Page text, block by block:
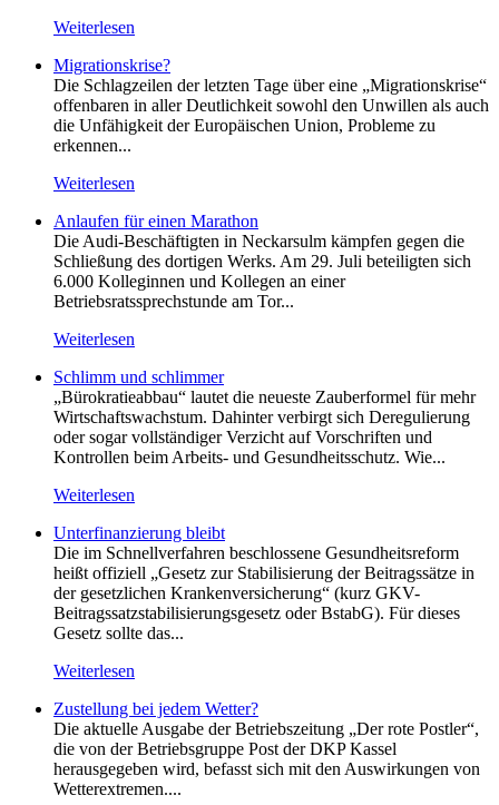
Weiterlesen
Migrationskrise?
Die Schlagzeilen der letzten Tage über eine „Migrationskrise“
offenbaren in aller Deutlichkeit sowohl den Unwillen als auch
die Unfähigkeit der Europäischen Union, Probleme zu
erkennen...
Weiterlesen
Anlaufen für einen Marathon
Die Audi-Beschäftigten in Neckarsulm kämpfen gegen die
Schließung des dortigen Werks. Am 29. Juli beteiligten sich
6.000 Kolleginnen und Kollegen an einer
Betriebsratssprechstunde am Tor...
Weiterlesen
Schlimm und schlimmer
„Bürokratieabbau“ lautet die neueste Zauberformel für mehr
Wirtschaftswachstum. Dahinter verbirgt sich Deregulierung
oder sogar vollständiger Verzicht auf Vorschriften und
Kontrollen beim Arbeits- und Gesundheitsschutz. Wie...
Weiterlesen
Unterfinanzierung bleibt
Die im Schnellverfahren beschlossene Gesundheitsreform
heißt offiziell „Gesetz zur Stabilisierung der Beitragssätze in
der gesetzlichen Krankenversicherung“ (kurz GKV-
Beitragssatzstabilisierungsgesetz oder BstabG). Für dieses
Gesetz sollte das...
Weiterlesen
Zustellung bei jedem Wetter?
Die aktuelle Ausgabe der Betriebszeitung „Der rote Postler“,
die von der Betriebsgruppe Post der DKP Kassel
herausgegeben wird, befasst sich mit den Auswirkungen von
Wetterextremen....